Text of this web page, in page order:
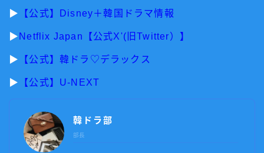
▶︎ 【公式】Disney＋韓国ドラマ情報
▶︎ Netflix Japan【公式X'(旧Twitter）】
▶︎ 【公式】韓ドラ♡デラックス
▶︎ 【公式】U-NEXT
韓ドラ部
部長